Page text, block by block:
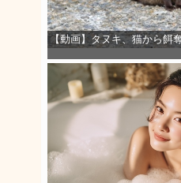
【動画】タヌキ、猫から餌